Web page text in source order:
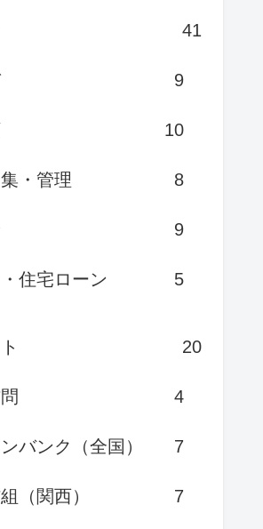
41
9
10
・管理 8
9
住宅ローン 5
20
4
バンク（全国） 7
（関西） 7